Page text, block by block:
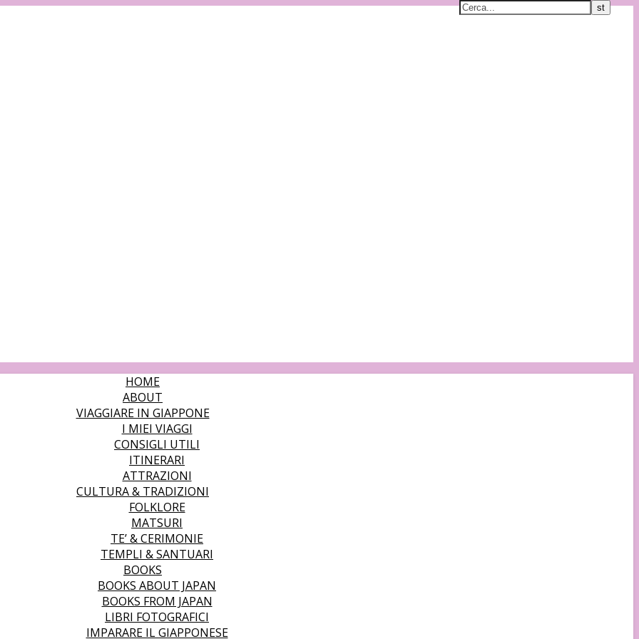
HOME
ABOUT
VIAGGIARE IN GIAPPONE
I MIEI VIAGGI
CONSIGLI UTILI
ITINERARI
ATTRAZIONI
CULTURA & TRADIZIONI
FOLKLORE
MATSURI
TE’ & CERIMONIE
TEMPLI & SANTUARI
BOOKS
BOOKS ABOUT JAPAN
BOOKS FROM JAPAN
LIBRI FOTOGRAFICI
IMPARARE IL GIAPPONESE